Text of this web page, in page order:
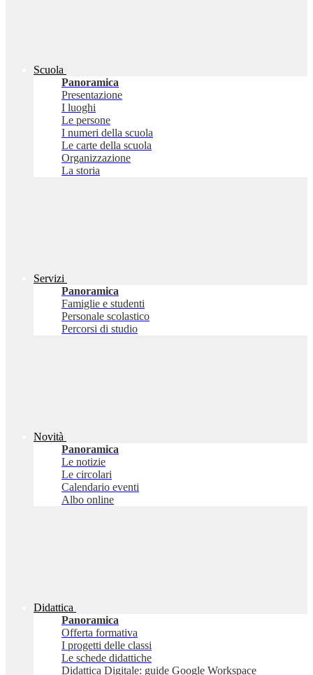
Scuola
Panoramica
Presentazione
I luoghi
Le persone
I numeri della scuola
Le carte della scuola
Organizzazione
La storia
Servizi
Panoramica
Famiglie e studenti
Personale scolastico
Percorsi di studio
Novità
Panoramica
Le notizie
Le circolari
Calendario eventi
Albo online
Didattica
Panoramica
Offerta formativa
I progetti delle classi
Le schede didattiche
Didattica Digitale: guide Google Workspace